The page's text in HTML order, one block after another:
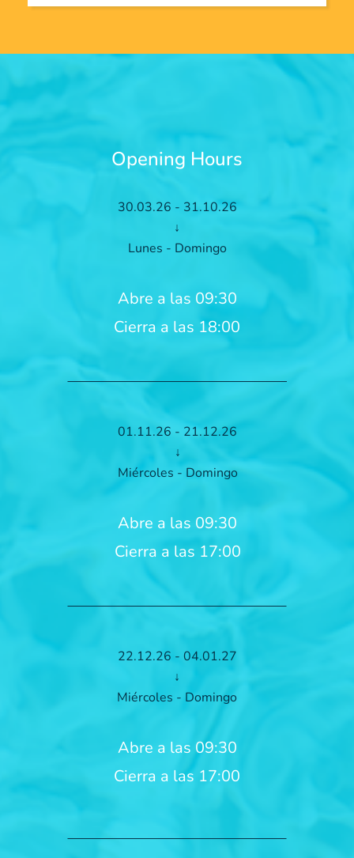
Opening Hours
30.03.26 - 31.10.26
↓
Lunes - Domingo
Abre a las 09:30
Cierra a las 18:00
01.11.26 - 21.12.26
↓
Miércoles - Domingo
Abre a las 09:30
Cierra a las 17:00
22.12.26 - 04.01.27
↓
Miércoles - Domingo
Abre a las 09:30
Cierra a las 17:00